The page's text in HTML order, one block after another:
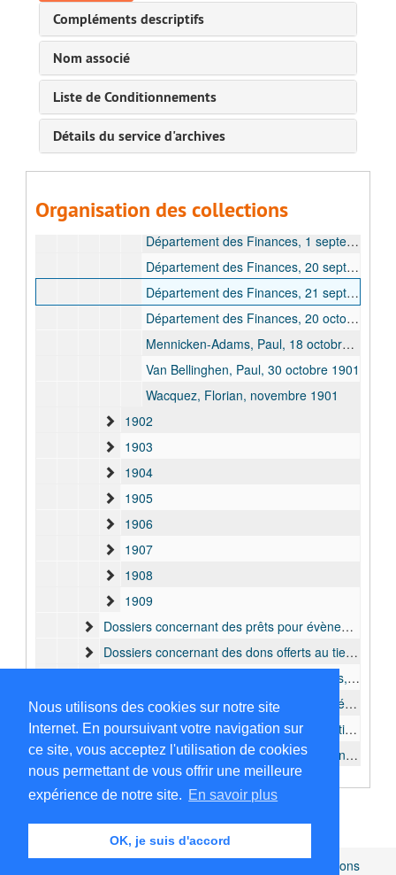
Nous utilisons des cookies sur notre site
Internet. En poursuivant votre navigation sur
ce site, vous acceptez l'utilisation de cookies
nous permettant de vous offrir une meilleure
expérience de notre site. En savoir plus
OK, je suis d'accord
Compléments descriptifs
Nom associé
Liste de Conditionnements
Détails du service d'archives
Organisation des collections
de la Kéthulle de Ryhove, Charles, 5 mars 1901 - 4 mai 1901
Weyns, Auguste, 1901 juin
Lemaire, Charles, 13 juillet 1901 - 16 juillet 1901
Département des Finances, 30 juillet 1901
Van Bellinghen, Paul, 16 août 1901
Département des Finances, 1 septembre 1901
Département des Finances, 20 septembre 1901
Département des Finances, 21 septembre 1901
Département des Finances, 20 octobre 1901
Mennicken-Adams, Paul, 18 octobre 1901 - 20 octobre 1901
Van Bellinghen, Paul, 30 octobre 1901
Wacquez, Florian, novembre 1901
1902
1903
1904
1905
1906
1907
1908
1909
Dossiers concernant des prêts pour évènements ou expositions, 1898 - 1909
Dossiers concernant des dons offerts au tiers, 1899-1909
Dossiers concernant l'achat des collections, 1899-1909
Documents concernant les conditions matérielles d'une envoi des collections, 1900-1909
Dossiers concernant l' échange des collections, 1900-1908
Dossiers concernant la vente des collections, 1900-1901
Dossiers concernant les objets à photographier, 1908-1909
Dossiers concernant l'envoi des collections de Mammifères, 1896-1908
II. Période 1910-1989
J. Coordination des expositions, 1910 - 1931 Mentions